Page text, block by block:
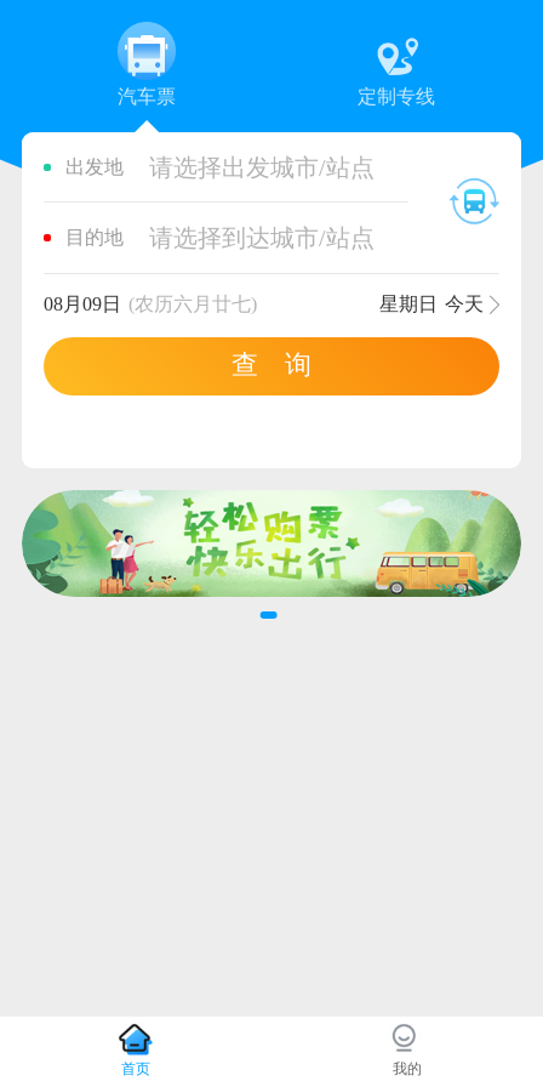
汽车票 定制专线
出发地 请选择出发城市/站点
目的地 请选择到达城市/站点
08月09日 (农历六月廿七) 星期日 今天
查 询
首页 我的